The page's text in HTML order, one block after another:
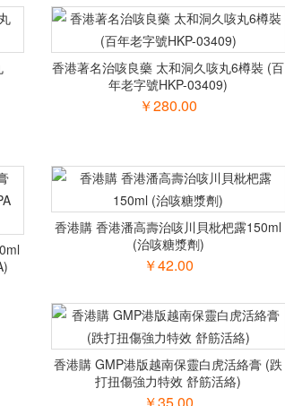
香港著名治咳良藥 太和洞久咳丸6樽裝 (百
年老字號HKP-03409)
￥280.00
香港購 香港潘高壽治咳川貝枇杷露150ml
(治咳糖漿劑)
￥42.00
香港購 GMP港版越南保靈白虎活絡膏 (跌
打扭傷強力特效 舒筋活絡)